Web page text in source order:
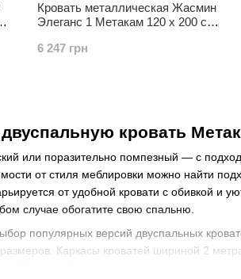
Кровать металлическая Жасмин
Элеганс 1 Метакам 120 х 200 см
6 247 грн
кровать
или поразительно помпезный — с
от стиля меблировки можно найти
от удобной кровати с обивкой и
случае обогатите свою спальню.
популярных версий двуспальных
Каркасы кроватей шириной 2